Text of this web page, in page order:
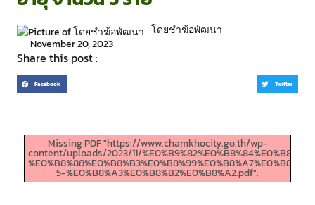
โดยชำฆ้อพัฒนา
November 20, 2023
Share this post :
Facebook Twitter
Missing PDF "https://www.chamkhocity.go.th/wp-
content/uploads/2023/11/
%E0%B8%88%E0%B8%B3%E0%B8%99%E0%B8%A7%E0%B8%99-
5-%E0%B8%A3%E0%B8%B2%E0%B8%A2.pdf".